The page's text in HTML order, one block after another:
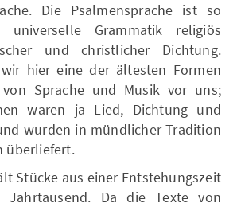
Die Psalmensprache ist so
Grammatik religiös
und christlicher Dichtung.
hier eine der ältesten Formen
Sprache und Musik vor uns;
waren ja Lied, Dichtung und
wurden in mündlicher Tradition
überliefert.
Stücke aus einer Entstehungszeit
Da die Texte von